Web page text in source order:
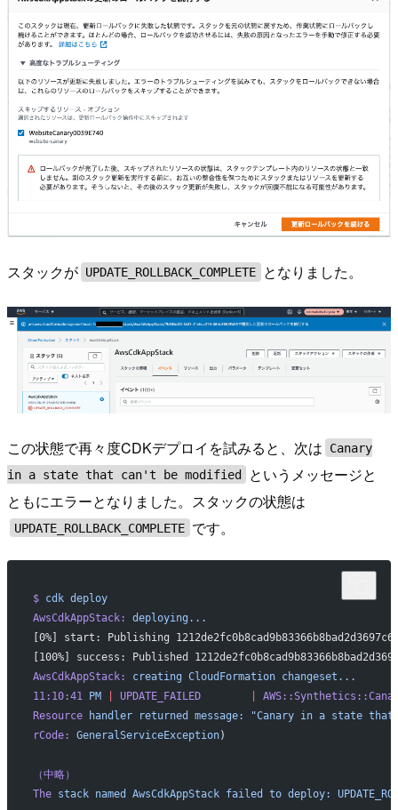
スタックが UPDATE_ROLLBACK_COMPLETE となりました。
この状態で再々度CDKデプロイを試みると、次は
Canary
in a state that can't be modified
というメッセージと
ともにエラーとなりました。スタックの状態は
UPDATE_ROLLBACK_COMPLETE です。
$ cdk deploy
AwsCdkAppStack:
deploying...
[0%] start: Publishing
[100%] success: Published
AwsCdkAppStack:
creating CloudFormation changeset...
11:10:41
PM | UPDATE_FAILED
        |
Resource handler returned message:
"Canary in a state that
rCode:
GeneralServiceException)
（中略）
The stack named AwsCdkAppStack failed to deploy: